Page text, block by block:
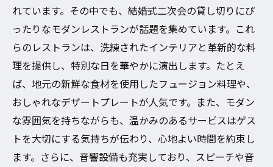
れています。その中でも、結婚式二次会の貸し切りにぴ
ったりなモダンレストランが話題を集めています。これ
らのレストランは、洗練されたインテリアと革新的な料
理を提供し、特別な日を華やかに演出します。たとえ
ば、地元の新鮮な食材を使用したフュージョン料理や、
おしゃれなデザートプレートが人気です。また、モダン
な雰囲気を持ちながらも、温かみのあるサービスはゲス
トを大切にする気持ちが伝わり、心地よい時間を約束し
ます。さらに、音響設備も充実しており、スピーチや音